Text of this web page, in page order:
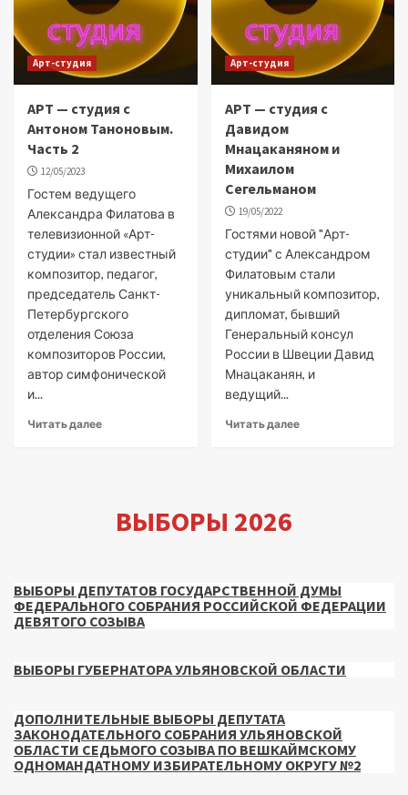
Арт-студия
АРТ — студия с
Антоном Таноновым.
Часть 2
12/05/2023
Гостем ведущего
Александра Филатова в
телевизионной «Арт-
студии» стал известный
композитор, педагог,
председатель Санкт-
Петербургского
отделения Союза
композиторов России,
автор симфонической
и...
Читать далее
Арт-студия
АРТ — студия с
Давидом
Мнацаканяном и
Михаилом
Сегельманом
19/05/2022
Гостями новой "Арт-
студии" с Александром
Филатовым стали
уникальный композитор,
дипломат, бывший
Генеральный консул
России в Швеции Давид
Мнацаканян, и
ведущий...
Читать далее
ВЫБОРЫ 2026
ВЫБОРЫ ДЕПУТАТОВ ГОСУДАРСТВЕННОЙ ДУМЫ
ФЕДЕРАЛЬНОГО СОБРАНИЯ РОССИЙСКОЙ ФЕДЕРАЦИИ
ДЕВЯТОГО СОЗЫВА
ВЫБОРЫ ГУБЕРНАТОРА УЛЬЯНОВСКОЙ ОБЛАСТИ
ДОПОЛНИТЕЛЬНЫЕ ВЫБОРЫ ДЕПУТАТА
ЗАКОНОДАТЕЛЬНОГО СОБРАНИЯ УЛЬЯНОВСКОЙ
ОБЛАСТИ СЕДЬМОГО СОЗЫВА ПО ВЕШКАЙМСКОМУ
ОДНОМАНДАТНОМУ ИЗБИРАТЕЛЬНОМУ ОКРУГУ №2